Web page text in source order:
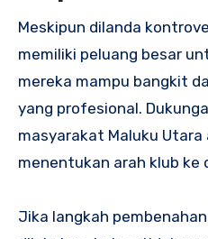
Meskipun dilanda
memiliki peluang besar
mereka mampu bangkit
yang profesional.
masyarakat Maluku Utara
menentukan arah klub ke
Jika langkah